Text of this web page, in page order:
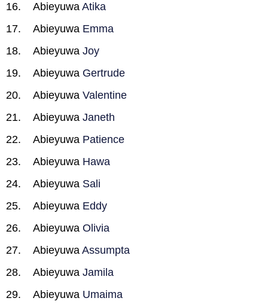
Abieyuwa Atika
Abieyuwa Emma
Abieyuwa Joy
Abieyuwa Gertrude
Abieyuwa Valentine
Abieyuwa Janeth
Abieyuwa Patience
Abieyuwa Hawa
Abieyuwa Sali
Abieyuwa Eddy
Abieyuwa Olivia
Abieyuwa Assumpta
Abieyuwa Jamila
Abieyuwa Umaima